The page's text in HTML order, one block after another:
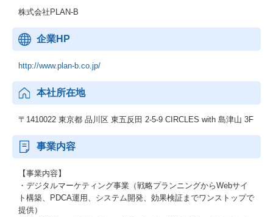
株式会社PLAN-B
企業HP
http://www.plan-b.co.jp/
本社所在地
〒1410022 東京都 品川区 東五反田 2-5-9 CIRCLES with 島津山 3F
事業内容
【事業内容】
・デジタルマーケティング事業（戦略プランニングからWebサイ
ト構築、PDCA運用、システム開発、効果検証までワンストップで
提供）